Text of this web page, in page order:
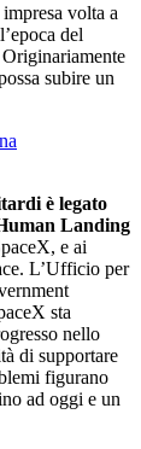
volta a
del
subire un
è legato
Landing
e ai
​. L’Ufficio per
sta
nello
di supportare
figurano
ad oggi e un